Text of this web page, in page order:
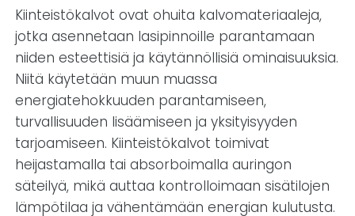
Kiinteistökalvot ovat ohuita kalvomateriaaleja,
jotka asennetaan lasipinnoille parantamaan
niiden esteettisiä ja käytännöllisiä ominaisuuksia.
Niitä käytetään muun muassa
energiatehokkuuden parantamiseen,
turvallisuuden lisäämiseen ja yksityisyyden
tarjoamiseen. Kiinteistökalvot toimivat
heijastamalla tai absorboimalla auringon
säteilyä, mikä auttaa kontrolloimaan sisätilojen
lämpötilaa ja vähentämään energian kulutusta.